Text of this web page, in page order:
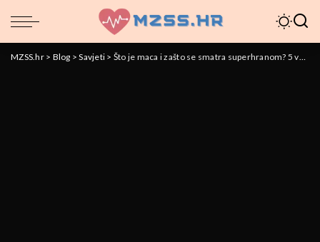
MZSS.hr> Blog >Savjeti > Što je maca i zašto se smatra superhranom? 5 važnih odgovora